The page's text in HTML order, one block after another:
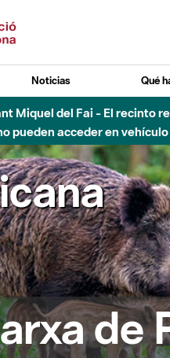
Noticias Qué
Besós - Activación de la
Cerrados los
de